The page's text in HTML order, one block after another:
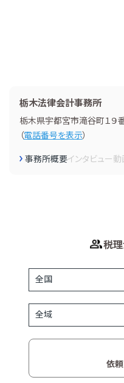
栃木法律会計事務所
栃木県宇都宮市滝谷町１
（電話番号を表示）
事務所概要インタビュー
税
依